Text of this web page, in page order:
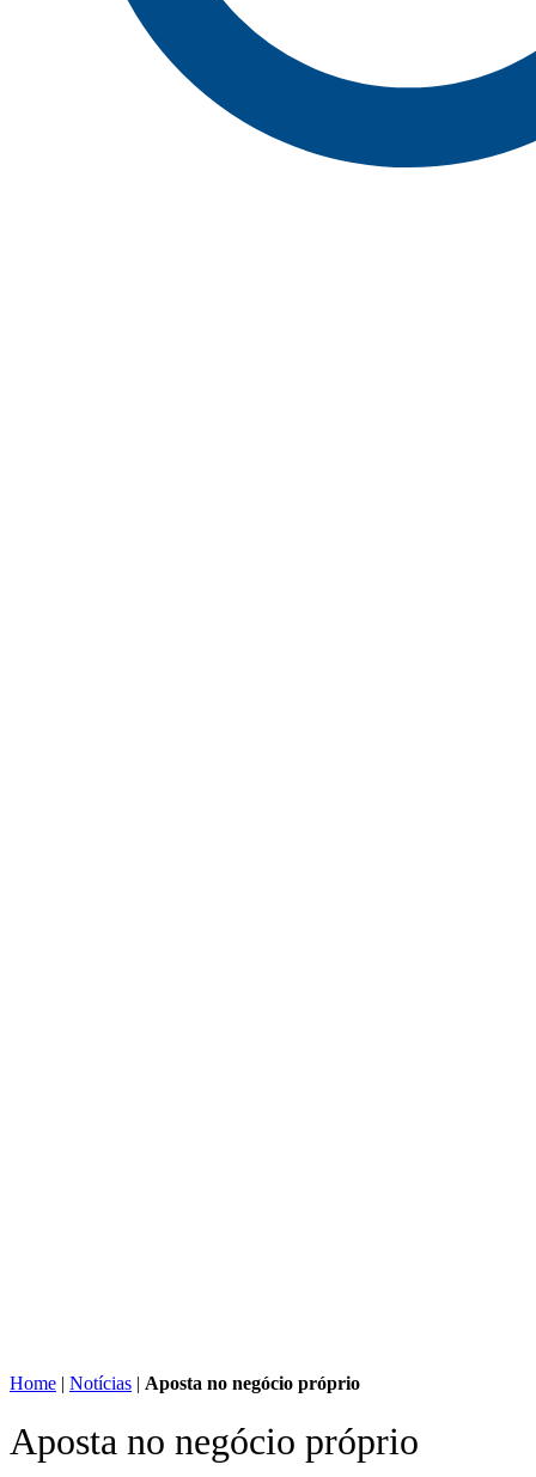
Home | Notícias | Aposta no negócio próprio
Aposta no negócio próprio